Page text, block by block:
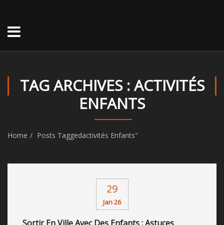
TAG ARCHIVES : ACTIVITÉS
ENFANTS
Home Posts Taggedactivités Enfants"
29
Jan 26